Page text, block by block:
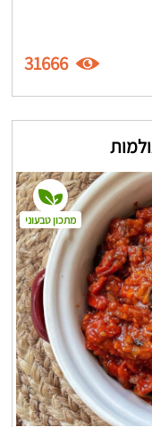
31666
מתכון טבעוני